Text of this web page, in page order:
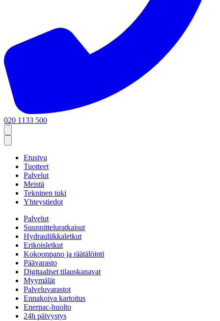
020 1133 500
Etusivu
Tuotteet
Palvelut
Meistä
Tekninen tuki
Yhteystiedot
Palvelut
Suunnitteluratkaisut
Hydrauliikkaletkut
Erikoisletkut
Kokoonpano ja räätälöinti
Päävarasto
Digitaaliset tilauskanavat
Myymälät
Palveluvarastot
Ennakoiva kartoitus
Enerpac-huolto
24h päivystys